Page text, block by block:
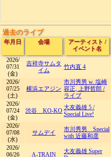
過去のライブ
年月日 会場 アーティスト /
イベント名
2026/
07/31
(金)
吉祥寺サムタ
イム
竹内直 4
2026/
07/25
(土)
横浜エアジン
市川秀男 w. 塩崎
容正, 上野哲郎 /
ライブ
2026/
07/24
(金)
渋谷 KO-KO 大友義雄 5 /
Special Live!
2026/
07/08
(水)
サムデイ
市川秀男 Special
with 近藤和彦
2026/
06/26
A-TRAIN
大友義雄 Super